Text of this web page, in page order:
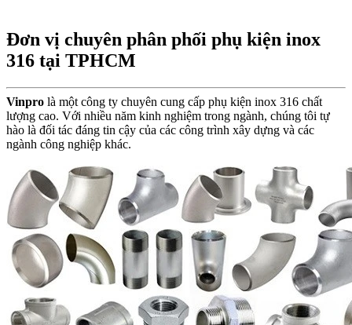
Đơn vị chuyên phân phối phụ kiện inox
316 tại TPHCM
Vinpro là một công ty chuyên cung cấp phụ kiện inox 316 chất
lượng cao. Với nhiều năm kinh nghiệm trong ngành, chúng tôi tự
hào là đối tác đáng tin cậy của các công trình xây dựng và các
ngành công nghiệp khác.